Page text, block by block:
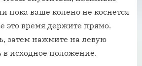
пока ваше колено не коснется
это время держите прямо.
затем нажмите на левую
в исходное положение.